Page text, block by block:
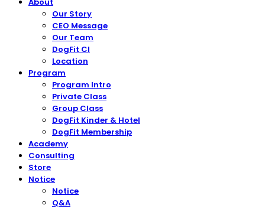
Our Story
CEO Message
Our Team
DogFit CI
Location
Program
Program Intro
Private Class
Group Class
DogFit Kinder & Hotel
DogFit Membership
Academy
Consulting
Store
Notice
Notice
Q&A